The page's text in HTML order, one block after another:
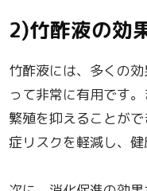
2)竹酢液の効
竹酢液には、多くの
って非常に有用です
繁殖を抑えることが
症リスクを軽減し、健